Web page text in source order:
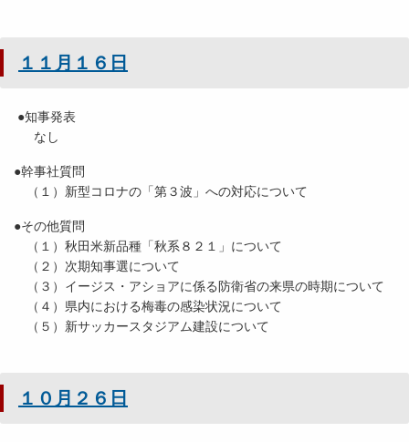
１１月１６日
●知事発表
なし
●幹事社質問
（１）新型コロナの「第３波」への対応について
●その他質問
（１）秋田米新品種「秋系８２１」について
（２）次期知事選について
（３）イージス・アショアに係る防衛省の来県の時期について
（４）県内における梅毒の感染状況について
（５）新サッカースタジアム建設について
１０月２６日